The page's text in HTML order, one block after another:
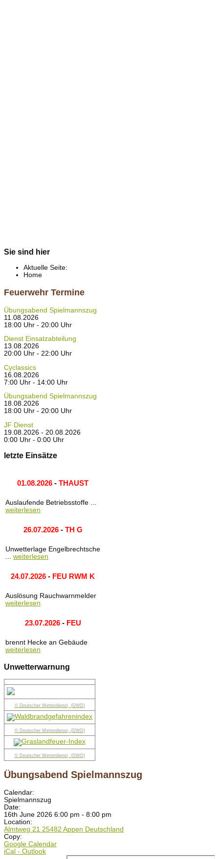
Sie sind hier
Aktuelle Seite:
Home
Feuerwehr Termine
Übungsabend Spielmannszug
11.08.2026
18:00 Uhr - 20:00 Uhr
Dienst Einsatzabteilung
13.08.2026
20:00 Uhr - 22:00 Uhr
Cyclassics
16.08.2026
7:00 Uhr - 14:00 Uhr
Übungsabend Spielmannszug
18.08.2026
18:00 Uhr - 20:00 Uhr
JF Dienst
19.08.2026 - 20.08.2026
0:00 Uhr - 0:00 Uhr
letzte Einsätze
01.08.2026 - THAUST
Auslaufende Betriebsstoffe ...
weiterlesen
26.07.2026- TH G
Unwetterlage Engelbrechtsche
... weiterlesen
24.07.2026 - FEU RWM K
Auslösung Rauchwarnmelder
weiterlesen
23.07.2026- FEU
brennt Hecke an Gebäude
weiterlesen
Unwetterwarnung
© Deutscher Wetterdienst, (DWD)
© Deutscher Wetterdienst, (DWD)
© Deutscher Wetterdienst, (DWD)
Übungsabend Spielmannszug
Calendar:
Spielmannszug
Date:
16th June 2026 6:00 pm - 8:00 pm
Location:
Almtweg 21 25482 Appen Deutschland
Copy:
Google Calendar
iCal - Outlook